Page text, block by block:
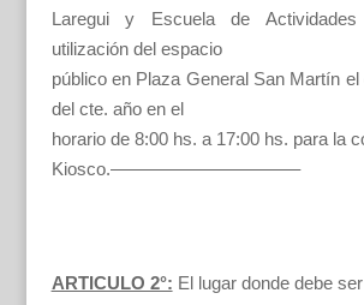
Laregui y Escuela de
utilización del espacio
público en Plaza General San Martín
del cte. año en el
horario de 8:00 hs. a 17:00 hs. para la
Kiosco.——————————–
ARTICULO 2°: El lugar donde debe